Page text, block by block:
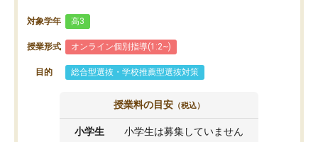
対象学年 高3
授業形式 オンライン個別指導(1:2~)
目的 総合型選抜・学校推薦型選抜対策
授業料の目安 （税込）
小学生 小学生は募集していません